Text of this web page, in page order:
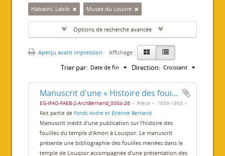
Habachi, Labib Musée du Louvre
Options de recherche avancée
Aperçu avant impression Affichage :
Trier par: Date de fin Direction: Croissant
Manuscrit d'une « Histoire des fouilles du temple de Louxor »
EG-IFAO-FAEB-2-ArchBernand_0004-26 Pièce
1959-1968
Fait partie de Fonds André et Étienne Bernand
Manuscrit inédit d'une publication sur l'histoire des
fouilles du temple d'Amon à Louqsor. Le manuscrit
présente une bibliographie des fouilles menées dans le
temple de Louqsor accompagnée d'une présentation des